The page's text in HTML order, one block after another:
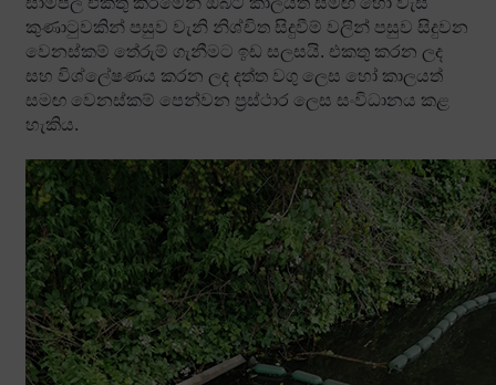
කුණාටුවකින් පසුව වැනි නිශ්චිත සිදුවීම් වලින් පසුව සිදුවන
වෙනස්කම් තේරුම් ගැනීමට ඉඩ සලසයි. එකතු කරන ලද
සහ විශ්ලේෂණය කරන ලද දත්ත වගු ලෙස හෝ කාලයත්
සමඟ වෙනස්කම් පෙන්වන ප්‍රස්ථාර ලෙස සංවිධානය කළ
හැකිය.